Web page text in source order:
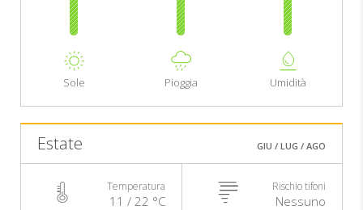
Sole Pioggia Umidità
Estate GIU / LUG / AGO
Temperatura
11 / 22 °C
Rischio tifoni
Nessuno